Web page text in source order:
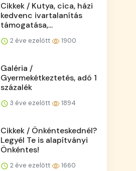
Cikkek / Kutya, cica, házi
kedvenc ivartalanítás
támogatása,...
2 éve ezelőtt 1900
Galéria /
Gyermekétkeztetés, adó 1
százalék
3 éve ezelőtt 1894
Cikkek / Önkénteskednél?
Legyél Te is alapítványi
Önkéntes!
2 éve ezelőtt 1660